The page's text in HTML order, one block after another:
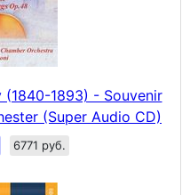
1893) - Souvenir
(Super Audio CD)
6771 руб.